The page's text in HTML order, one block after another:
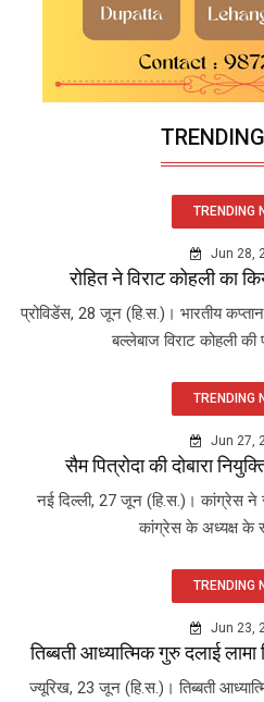
TRENDING
Jun 28,
रोहित ने विराट कोहली का
प्रोविडेंस, 28 जून (हि.स.)। भारतीय कप्तान
बल्लेबाज विराट कोहली की
TRENDING
Jun 27,
सैम पित्रोदा की दोबारा
नई दिल्ली, 27 जून (हि.स.)। कांग्रेस ने
कांग्रेस के अध्यक्ष के
TRENDING
Jun 23,
तिब्बती आध्यात्मिक गुरु दलाई
ज्यूरिख, 23 जून (हि.स.)। तिब्बती